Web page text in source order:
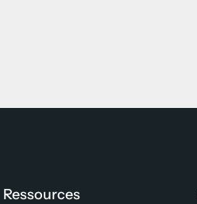
Ressources